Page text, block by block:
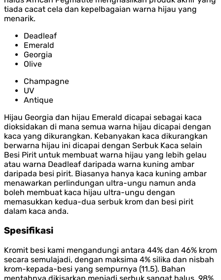
tiada cacat cela dan kepelbagaian warna hijau yang
menarik.
Deadleaf
Emerald
Georgia
Olive
Champagne
UV
Antique
Hijau Georgia dan hijau Emerald dicapai sebagai kaca
dioksidakan di mana semua warna hijau dicapai dengan
kaca yang dikurangkan. Kebanyakan kaca dikurangkan
berwarna hijau ini dicapai dengan Serbuk Kaca selain
Besi Pirit untuk membuat warna hijau yang lebih gelau
atau warna Deadleaf daripada warna kuning ambar
daripada besi pirit. Biasanya hanya kaca kuning ambar
menawarkan perlindungan ultra-ungu namun anda
boleh membuat kaca hijau ultra-ungu dengan
memasukkan kedua-dua serbuk krom dan besi pirit
dalam kaca anda.
Spesifikasi
Kromit besi kami mengandungi antara 44% dan 46% krom
secara semulajadi, dengan maksima 4% silika dan nisbah
krom-kepada-besi yang sempurnya (11.5). Bahan
mentahnya dikisarkan menjadi serbuk sangat halus, 98%